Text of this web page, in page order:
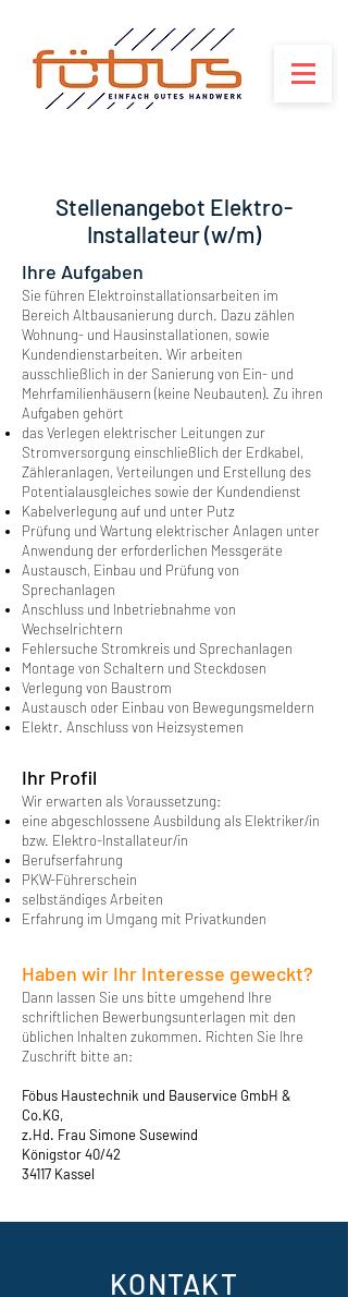
Stellenangebot Elektro-
Installateur (w/m)
Ihre Aufgaben
Sie führen Elektroinstallationsarbeiten im
Bereich Altbausanierung durch. Dazu zählen
Wohnung- und Hausinstallationen, sowie
Kundendienstarbeiten. Wir arbeiten
ausschließlich in der Sanierung von Ein- und
Mehrfamilienhäusern (keine Neubauten). Zu ihren
Aufgaben gehört
das Verlegen elektrischer Leitungen zur
Stromversorgung einschließlich der Erdkabel,
Zähleranlagen, Verteilungen und Erstellung des
Potentialausgleiches sowie der Kundendienst
Kabelverlegung auf und unter Putz
Prüfung und Wartung elektrischer Anlagen unter
Anwendung der erforderlichen Messgeräte
Austausch, Einbau und Prüfung von
Sprechanlagen
Anschluss und Inbetriebnahme von
Wechselrichtern
Fehlersuche Stromkreis und Sprechanlagen
Montage von Schaltern und Steckdosen
Verlegung von Baustrom
Austausch oder Einbau von Bewegungsmeldern
Elektr. Anschluss von Heizsystemen
Ihr Profil
Wir erwarten als Voraussetzung:
eine abgeschlossene Ausbildung als Elektriker/in
bzw. Elektro-Installateur/in
Berufserfahrung
PKW-Führerschein
selbständiges Arbeiten
Erfahrung im Umgang mit Privatkunden
Haben wir Ihr Interesse geweckt?
Dann lassen Sie uns bitte umgehend Ihre
schriftlichen Bewerbungsunterlagen mit den
üblichen Inhalten zukommen. Richten Sie Ihre
Zuschrift bitte an:
Föbus Haustechnik und Bauservice GmbH &
Co.KG,
z.Hd. Frau Simone Susewind
Königstor 40/42
34117 Kassel
KONTAKT